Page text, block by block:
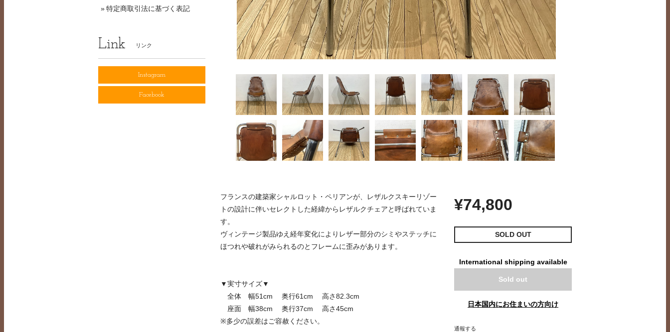
フランスの建築家シャルロット・ペリアンが、レザルクスキーリゾー
トの設計に伴いセレクトした経緯からレザルクチェアと呼ばれていま
す。
ヴィンテージ製品ゆえ経年変化によりレザー部分のシミやステッチに
ほつれや破れがみられるのとフレームに歪みがあります。
▼実寸サイズ▼
全体 幅51cm 奥行61cm 高さ82.3cm
座面 幅38cm 奥行37cm 高さ45cm
※多少の誤差はご容赦ください。
¥74,800
SOLD OUT
International shipping available
Sold out
日本国内にお住まいの方向け
通報する
特定商取引法に基づく表記
Link リンク
Instagram
Facebook